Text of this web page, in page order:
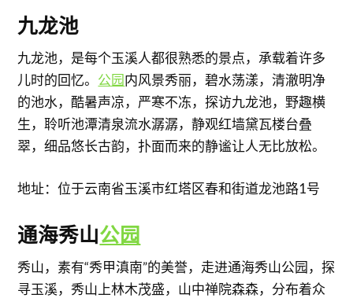
九龙池
九龙池，是每个玉溪人都很熟悉的景点，承载着许多
儿时的回忆。 公园内风景秀丽，碧水荡漾，清澈明净
的池水，酷暑声凉，严寒不冻，探访九龙池，野趣横
生，聆听池潭清泉流水潺潺，静观红墙黛瓦楼台叠
翠，细品悠长古韵，扑面而来的静谧让人无比放松。
地址：位于云南省玉溪市红塔区春和街道龙池路1号
通海秀山公园
秀山，素有“秀甲滇南”的美誉，走进通海秀山公园，探
寻玉溪，秀山上林木茂盛，山中禅院森森，分布着众